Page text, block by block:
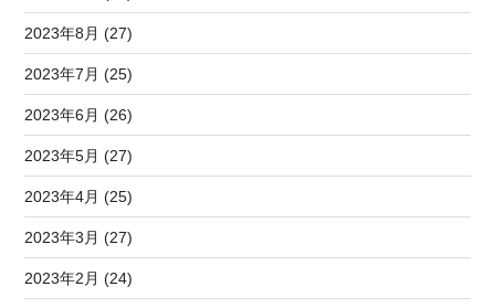
2023年8月 (27)
2023年7月 (25)
2023年6月 (26)
2023年5月 (27)
2023年4月 (25)
2023年3月 (27)
2023年2月 (24)